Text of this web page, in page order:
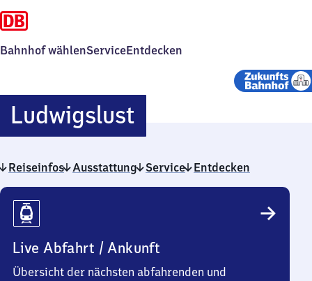
Bahnhof wählenServiceEntdecken
LudwigslustLudwigslust
Reiseinfos Ausstattung Service Entdecken
Reiseinfos
Live Abfahrt / Ankunft
Übersicht der nächsten abfahrenden und